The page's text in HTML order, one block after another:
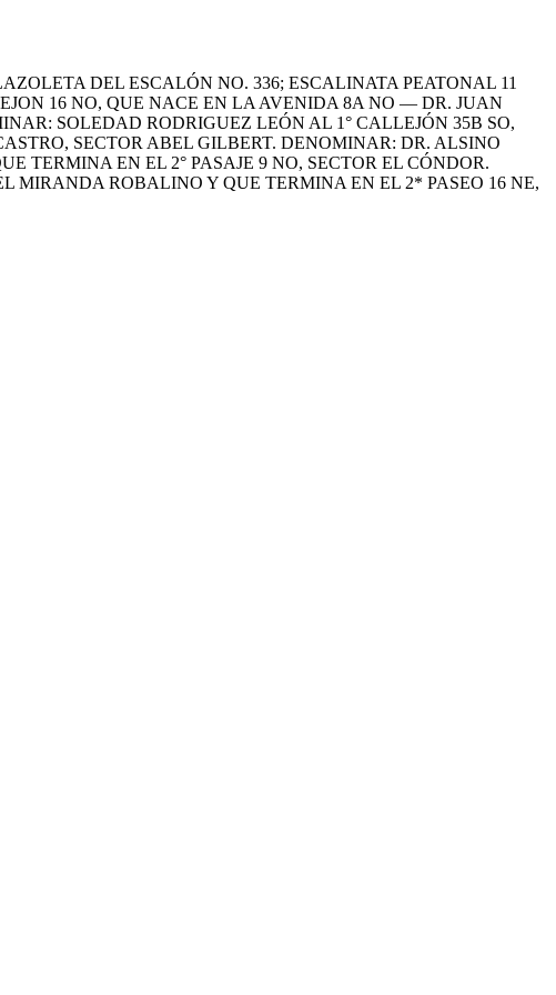
DEL ESCALÓN NO. 336; ESCALINATA PEATONAL 11
16 NO, QUE NACE EN LA AVENIDA 8A NO — DR. JUAN
SOLEDAD RODRIGUEZ LEÓN AL 1° CALLEJÓN 35B SO,
SECTOR ABEL GILBERT. DENOMINAR: DR. ALSINO
TERMINA EN EL 2° PASAJE 9 NO, SECTOR EL CÓNDOR.
MIRANDA ROBALINO Y QUE TERMINA EN EL 2* PASEO 16 NE,